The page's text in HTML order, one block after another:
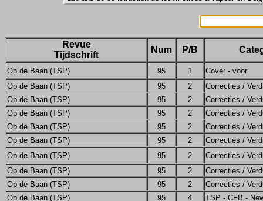
Revue
Tijdschrift
Num P/B
Op de Baan (TSP) 95 1
Cover - voor
Op de Baan (TSP)
95 2
Correcties /
Op de Baan (TSP)
95 2
Correcties /
Op de Baan (TSP)
95 2
Correcties /
Op de Baan (TSP)
95 2
Correcties /
Op de Baan (TSP)
95 2
Correcties /
Op de Baan (TSP)
95 2
Correcties /
Op de Baan (TSP)
95 2
Correcties /
Op de Baan (TSP)
95 2
Correcties /
Op de Baan (TSP)
95 4
TSP - CFB -